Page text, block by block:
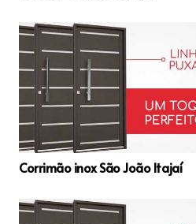
Corrimão inox São João Itajaí